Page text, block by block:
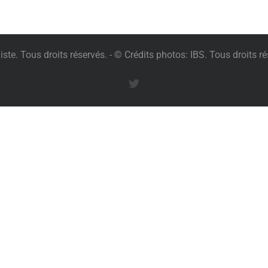
Tous droits réservés. - © Crédits photos: IBS. Tous droits